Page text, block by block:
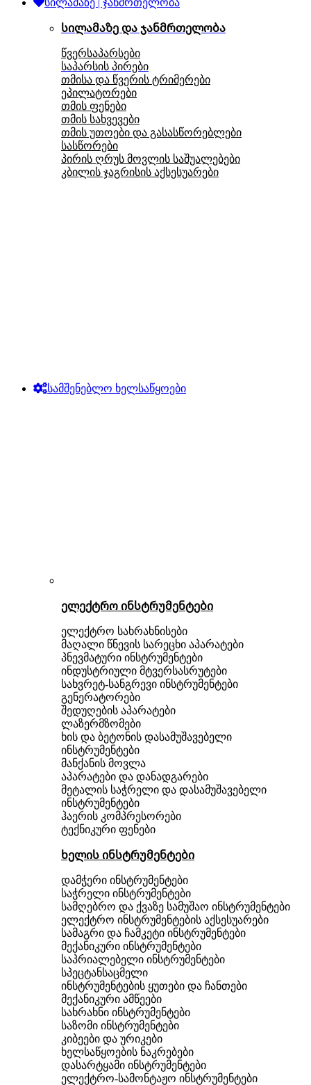
სილამაზე და ჯანმრთელობა
წვერსაპარსები
საპარსის პირები
თმისა და წვერის ტრიმერები
ეპილატორები
თმის ფენები
თმის სახვევები
თმის უთოები და გასასწორებლები
სასწორები
პირის ღრუს მოვლის საშუალებები
კბილის ჯაგრისის აქსესუარები
სამშენებლო ხელსაწყოები
ელექტრო ინსტრუმენტები
ელექტრო სახრახნისები
მაღალი წნევის სარეცხი აპარატები
პნევმატური ინსტრუმენტები
ინდუსტრიული მტვერსასრუტები
სახვრეტ-სანგრევი ინსტრუმენტები
გენერატორები
შედუღების აპარატები
ლაზერმზომები
ხის და ბეტონის დასამუშავებელი
ინსტრუმენტები
მანქანის მოვლა
აპარატები და დანადგარები
მეტალის საჭრელი და დასამუშავებელი
ინსტრუმენტები
ჰაერის კომპრესორები
ტექნიკური ფენები
ხელის ინსტრუმენტები
დამჭერი ინსტრუმენტები
საჭრელი ინსტრუმენტები
სამღებრო და ქვაზე სამუშაო ინსტრუმენტები
ელექტრო ინსტრუმენტების აქსესუარები
სამაგრი და ჩამკეტი ინსტრუმენტები
მექანიკური ინსტრუმენტები
საპრიალებელი ინსტრუმენტები
სპეცტანსაცმელი
ინსტრუმენტების ყუთები და ჩანთები
მექანიკური ამწეები
სახრახნი ინსტრუმენტები
საზომი ინსტრუმენტები
კიბეები და ურიკები
ხელსაწყოების ნაკრებები
დასარტყამი ინსტრუმენტები
ელექტრო-სამონტაჟო ინსტრუმენტები